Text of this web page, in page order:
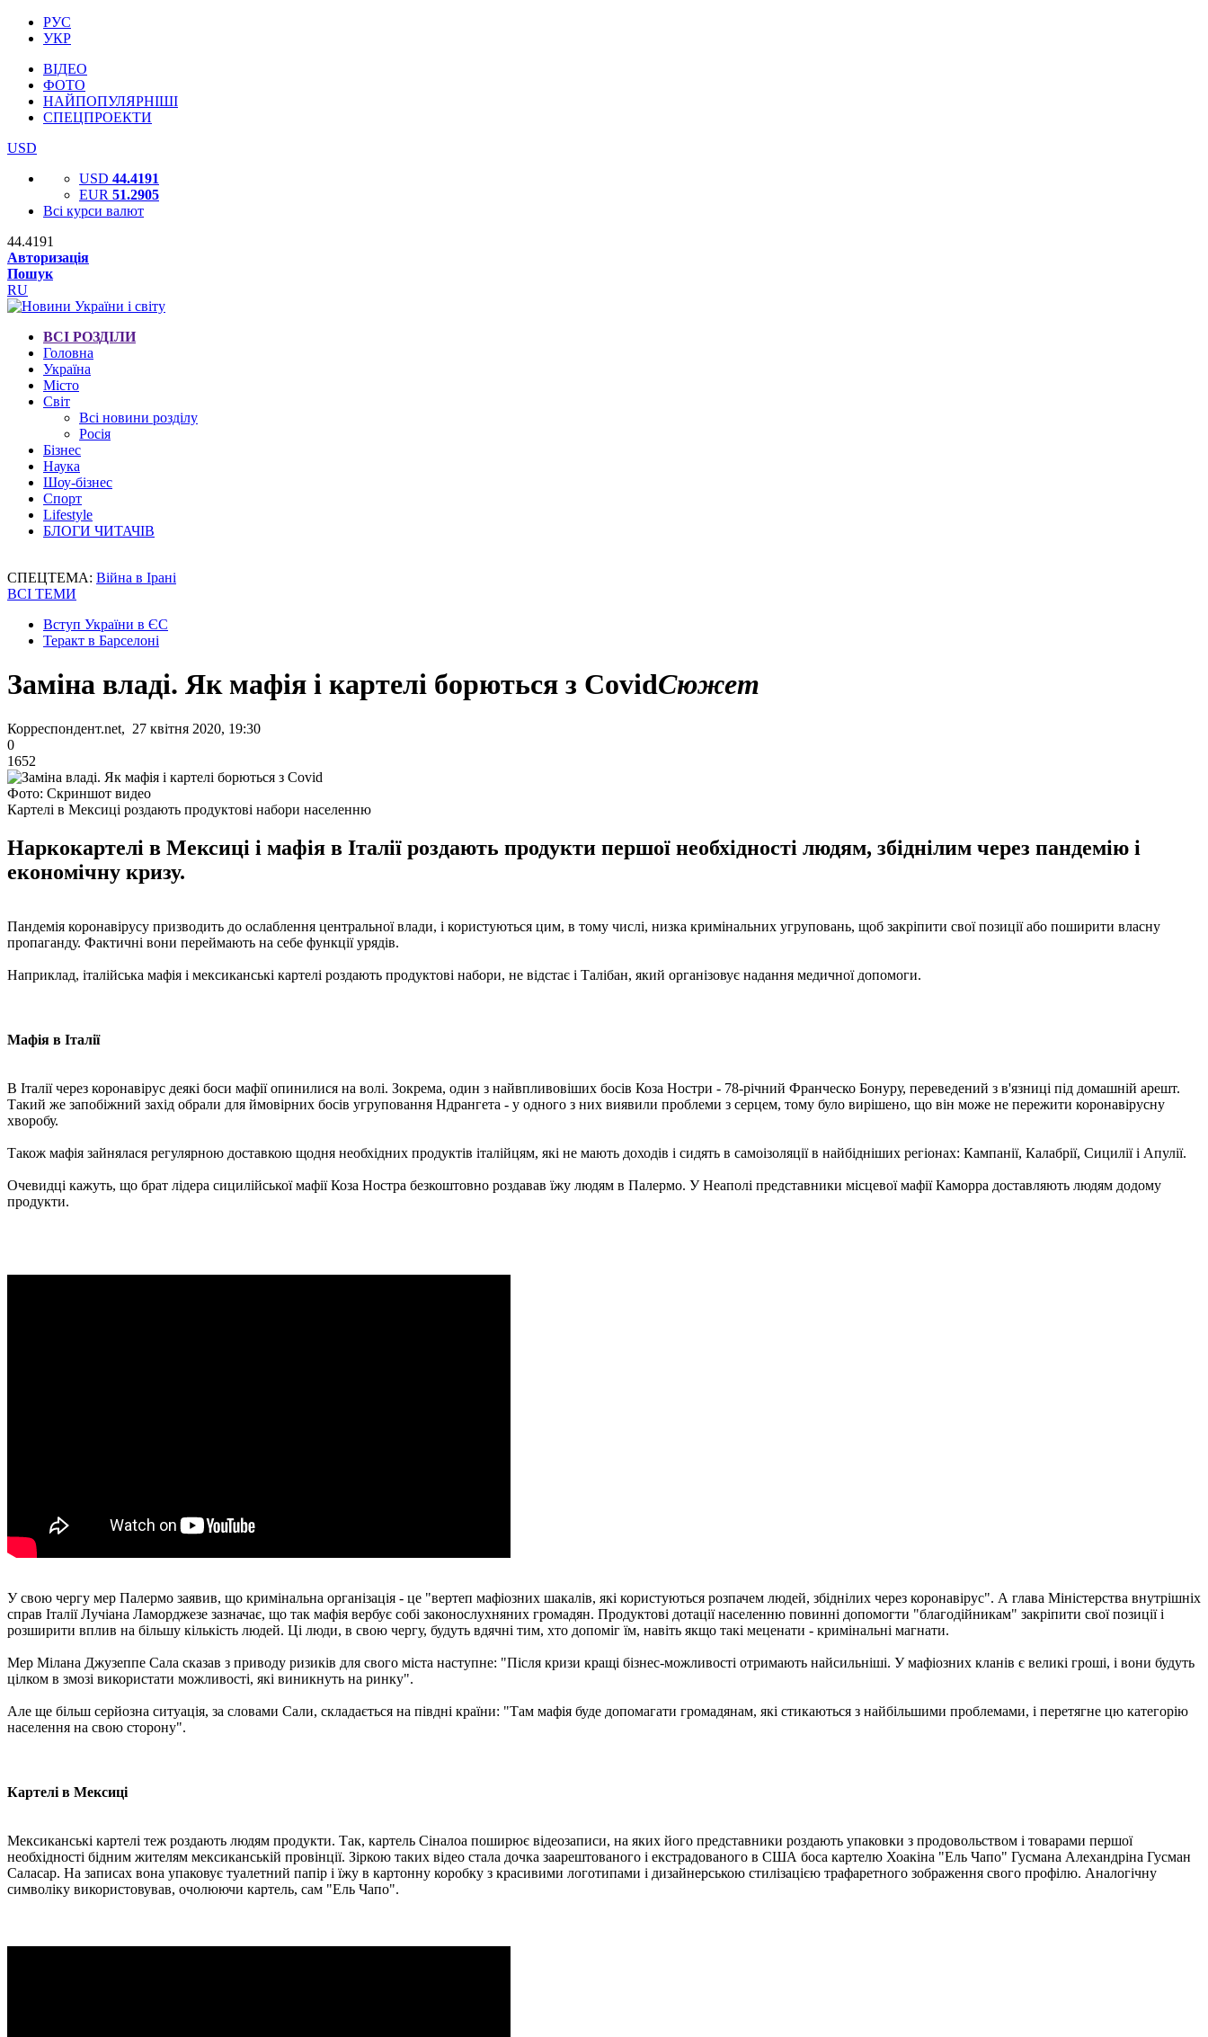
РУС
УКР
ВІДЕО
ФОТО
НАЙПОПУЛЯРНІШІ
СПЕЦПРОЕКТИ
USD
USD 44.4191
EUR 51.2905
Всі курси валют
44.4191
Авторизація
Пошук
RU
ВСІ РОЗДІЛИ
Головна
Україна
Місто
Світ
Всі новини розділу
Росія
Бізнес
Наука
Шоу-бізнес
Спорт
Lifestyle
БЛОГИ ЧИТАЧІВ
СПЕЦТЕМА: Війна в Ірані
ВСІ ТЕМИ
Вступ України в ЄС
Теракт в Барселоні
Заміна владі. Як мафія і картелі борються з СovidСюжет
Корреспондент.net, 27 квітня 2020, 19:30
0
1652
Фото: Скриншот видео
Картелі в Мексиці роздають продуктові набори населенню
Наркокартелі в Мексиці і мафія в Італії роздають продукти першої необхідності людям, збіднілим через пандемію і
економічну кризу.
Пандемія коронавірусу призводить до ослаблення центральної влади, і користуються цим, в тому числі, низка кримінальних угруповань, щоб закріпити свої позиції або поширити власну
пропаганду. Фактичні вони переймають на себе функції урядів.
Наприклад, італійська мафія і мексиканські картелі роздають продуктові набори, не відстає і Талібан, який організовує надання медичної допомоги.
Мафія в Італії
В Італії через коронавірус деякі боси мафії опинилися на волі. Зокрема, один з найвпливовіших босів Коза Ностри - 78-річний Франческо Бонуру, переведений з в'язниці під домашній арешт.
Такий же запобіжний захід обрали для ймовірних босів угруповання Ндрангета - у одного з них виявили проблеми з серцем, тому було вирішено, що він може не пережити коронавірусну
хворобу.
Також мафія зайнялася регулярною доставкою щодня необхідних продуктів італійцям, які не мають доходів і сидять в самоізоляції в найбідніших регіонах: Кампанії, Калабрії, Сицилії і Апулії.
Очевидці кажуть, що брат лідера сицилійської мафії Коза Ностра безкоштовно роздавав їжу людям в Палермо. У Неаполі представники місцевої мафії Каморра доставляють людям додому
продукти.
У свою чергу мер Палермо заявив, що кримінальна організація - це "вертеп мафіозних шакалів, які користуються розпачем людей, збіднілих через коронавірус". А глава Міністерства внутрішніх
справ Італії Лучіана Ламорджезе зазначає, що так мафія вербує собі законослухняних громадян. Продуктові дотації населенню повинні допомогти "благодійникам" закріпити свої позиції і
розширити вплив на більшу кількість людей. Ці люди, в свою чергу, будуть вдячні тим, хто допоміг їм, навіть якщо такі меценати - кримінальні магнати.
Мер Мілана Джузеппе Сала сказав з приводу ризиків для свого міста наступне: "Після кризи кращі бізнес-можливості отримають найсильніші. У мафіозних кланів є великі гроші, і вони будуть
цілком в змозі використати можливості, які виникнуть на ринку".
Але ще більш серйозна ситуація, за словами Сали, складається на півдні країни: "Там мафія буде допомагати громадянам, які стикаються з найбільшими проблемами, і перетягне цю категорію
населення на свою сторону".
Картелі в Мексиці
Мексиканські картелі теж роздають людям продукти. Так, картель Сіналоа поширює відеозаписи, на яких його представники роздають упаковки з продовольством і товарами першої
необхідності бідним жителям мексиканській провінції. Зіркою таких відео стала дочка заарештованого і екстрадованого в США боса картелю Хоакіна "Ель Чапо" Гусмана Алехандріна Гусман
Саласар. На записах вона упаковує туалетний папір і їжу в картонну коробку з красивими логотипами і дизайнерською стилізацією трафаретного зображення свого профілю. Аналогічну
символіку використовував, очолюючи картель, сам "Ель Чапо".